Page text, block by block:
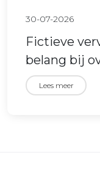
30-07-2026
Fictieve
belang bij
Lees meer